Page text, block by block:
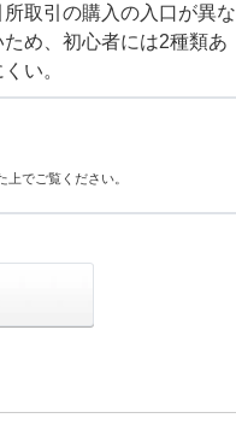
取引の購入の入口が異な
め、初心者には2種類あ
い。
でご覧ください。